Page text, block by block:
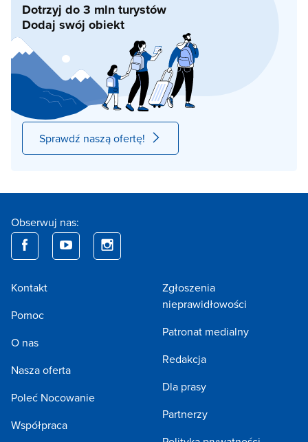
Dotrzyj do 3 mln turystów
Dodaj swój obiekt
Sprawdź naszą ofertę!
Obserwuj nas:
Kontakt
Pomoc
O nas
Nasza oferta
Poleć Nocowanie
Współpraca
Zgłoszenia
nieprawidłowości
Patronat medialny
Redakcja
Dla prasy
Partnerzy